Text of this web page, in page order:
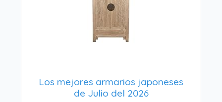
Los mejores armarios japoneses
de Julio del 2026